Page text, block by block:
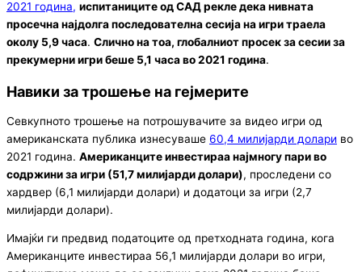
2021 година, испитаниците од САД рекле дека нивната
просечна најдолга последователна сесија на игри траела
околу 5,9 часа. Слично на тоа, глобалниот просек за сесии за
прекумерни игри беше 5,1 часа во 2021 година.
Навики за трошење на гејмерите
Севкупното трошење на потрошувачите за видео игри од
американската публика изнесуваше 60,4 милијарди долари во
2021 година. Американците инвестираа најмногу пари во
содржини за игри (51,7 милијарди долари), проследени со
хардвер (6,1 милијарди долари) и додатоци за игри (2,7
милијарди долари).
Имајќи ги предвид податоците од претходната година, кога
Американците инвестираа 56,1 милијарди долари во игри,